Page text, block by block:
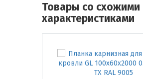
Товары со схожими
характеристиками